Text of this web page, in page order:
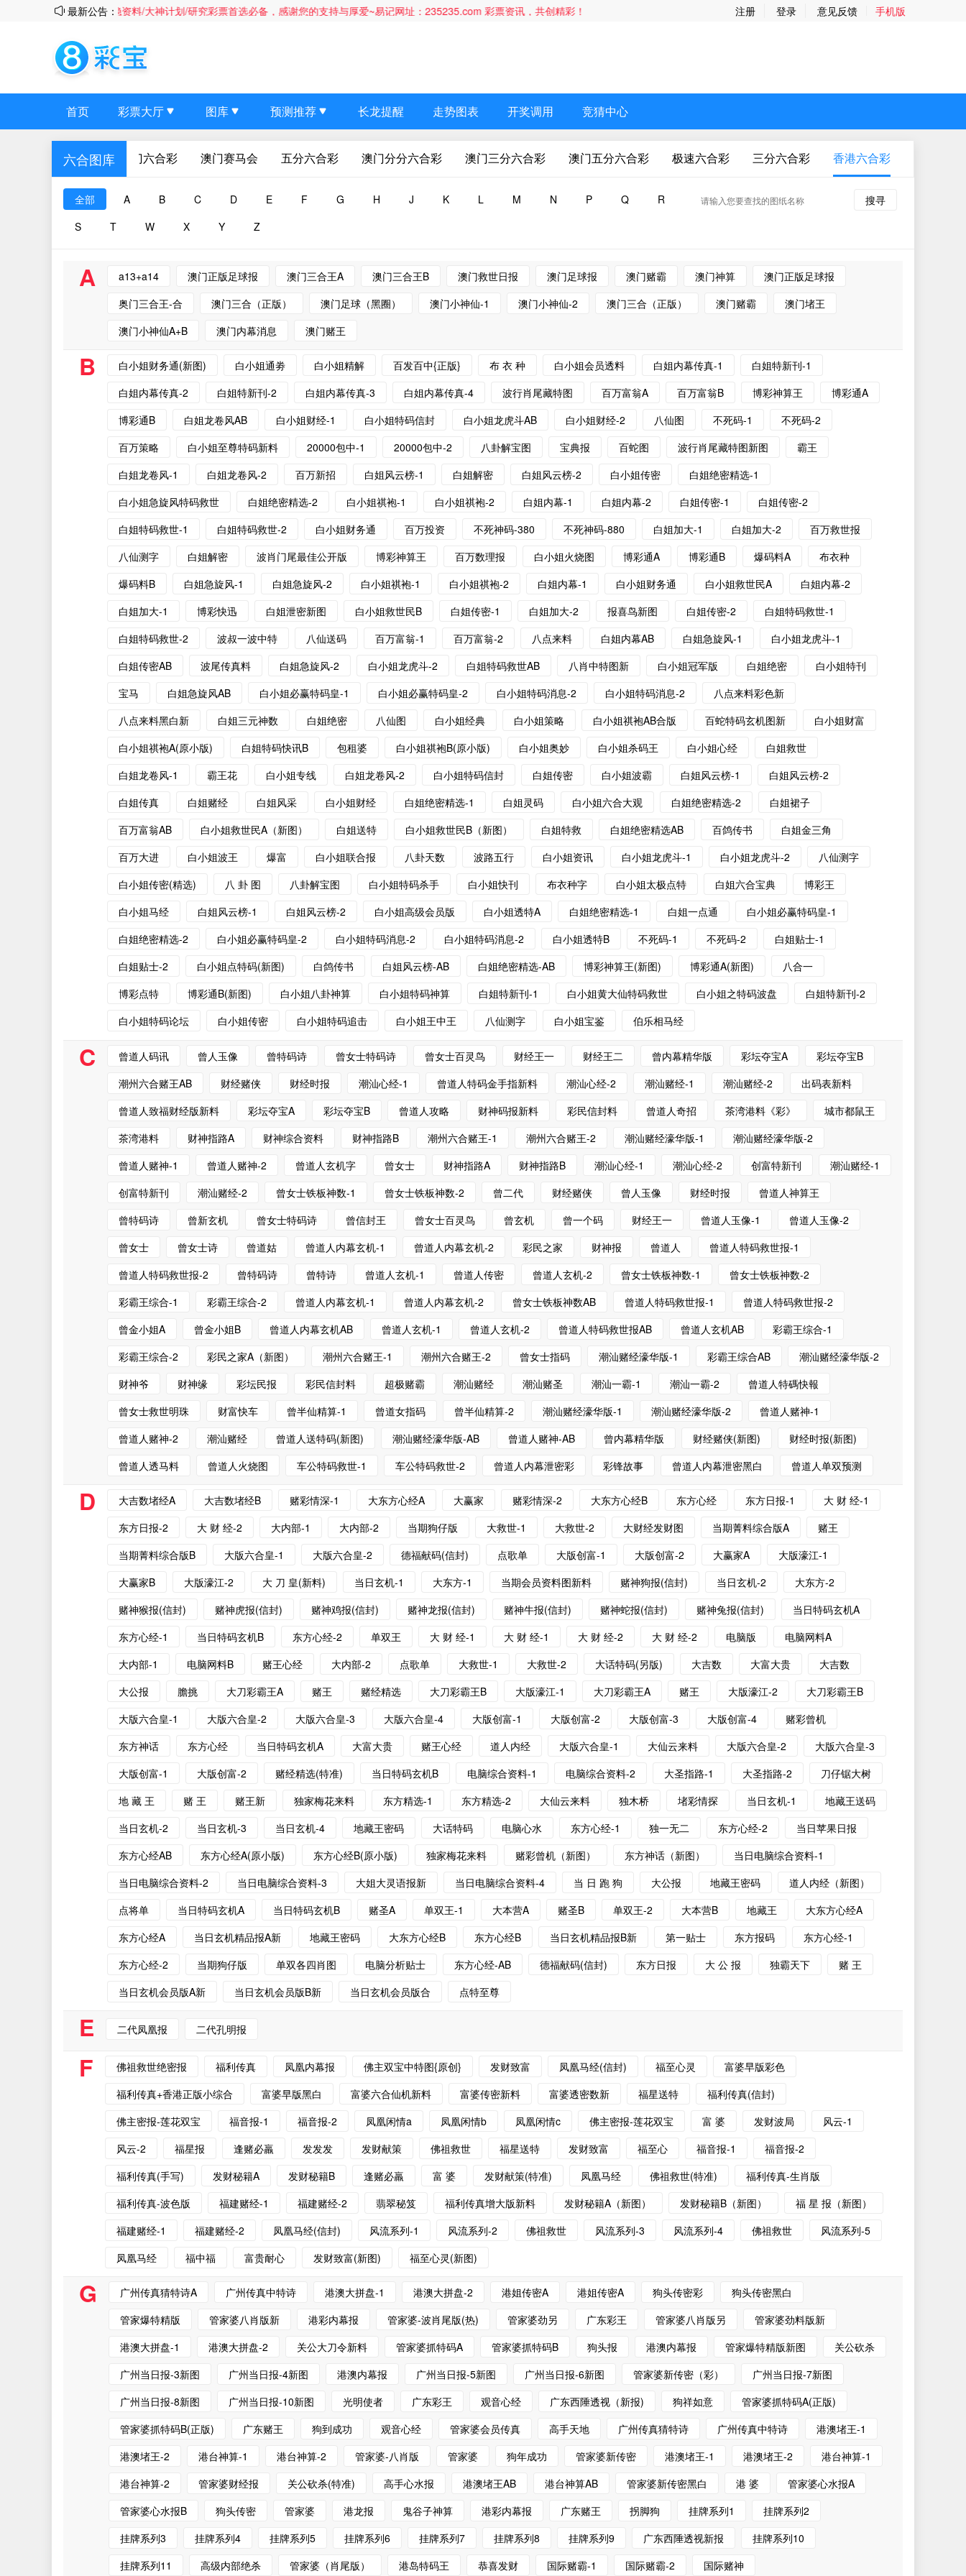
最新公告：
”超清彩图/最稳资料/大神计划/研究彩票首选必备，感谢您的支持与厚爱~易记网址：235235.com 彩票资讯，共创精彩！ 注册 登录 意见反馈 手机版
首页 彩票大厅 图库 预测推荐 长龙提醒 走势图表 开奖调用 竞猜中心
六合图库 澳门六合彩 澳门赛马会 五分六合彩 澳门分分六合彩 澳门三分六合彩 澳门五分六合彩 极速六合彩 三分六合彩 香港六合彩
全部 A B C D E F G H J K L M N P Q
R
S
T W X Y Z
搜寻
A a13+a14 澳门正版足球报 澳门三合王A 澳门三合王B 澳门救世日报 澳门足球报 澳门赌霸 澳门神算
澳门正版足球报
奥门三合王-合
澳门三合（正版） 澳门足球（黑圈） 澳门小神仙-1 澳门小神仙-2 澳门三合（正版） 澳门赌霸
澳门堵王
澳门小神仙A+B
澳门内幕消息 澳门赌王
B 白小姐财务通(新图) 白小姐通劵 白小姐精解 百发百中{正版} 布 衣 种 白小姐会员透料 白姐内幕传真-1
白姐特新刊-1
白姐内幕传真-2
白姐特新刊-2 白姐内幕传真-3 白姐内幕传真-4 波行肖尾藏特图 百万富翁A 百万富翁B 博彩神算王
博彩通A
博彩通B
白姐龙卷风AB 白小姐财经-1 白小姐特码信封 白小姐龙虎斗AB 白小姐财经-2 八仙图 不死码-1
不死码-2
百万策略
白小姐至尊特码新料 20000包中-1 20000包中-2 八卦解宝图 宝典报 百蛇图 波行肖尾藏特图新图
霸王
白姐龙卷风-1
白姐龙卷风-2 百万新招 白姐风云榜-1 白姐解密 白姐风云榜-2 白小姐传密
白姐绝密精选-1
白小姐急旋风特码救世
白姐绝密精选-2 白小姐祺袍-1 白小姐祺袍-2 白姐内幕-1 白姐内幕-2 白姐传密-1
白姐传密-2
白姐特码救世-1
白姐特码救世-2 白小姐财务通 百万投资 不死神码-380 不死神码-880 白姐加大-1 白姐加大-2
百万救世报
八仙测字
白姐解密 波肖门尾最佳公开版 博彩神算王 百万数理报 白小姐火烧图 博彩通A 博彩通B 爆码料A
布衣种
爆码料B
白姐急旋风-1 白姐急旋风-2 白小姐祺袍-1 白小姐祺袍-2 白姐内幕-1 白小姐财务通 白小姐救世民A
白姐内幕-2
白姐加大-1
博彩快迅 白姐泄密新图 白小姐救世民B 白姐传密-1 白姐加大-2 报喜鸟新图 白姐传密-2
白姐特码救世-1
白姐特码救世-2
波叔一波中特 八仙送码 百万富翁-1 百万富翁-2 八点来料 白姐内幕AB 白姐急旋风-1
白小姐龙虎斗-1
白姐传密AB
波尾传真料 白姐急旋风-2 白小姐龙虎斗-2 白姐特码救世AB 八肖中特图新 白小姐冠军版 白姐绝密
白小姐特刊
宝马
白姐急旋风AB 白小姐必赢特码皇-1 白小姐必赢特码皇-2 白小姐特码消息-2 白小姐特码消息-2
八点来料彩色新
八点来料黑白新
白姐三元神数 白姐绝密 八仙图 白小姐经典 白小姐策略 白小姐祺袍AB合版 百蛇特码玄机图新
白小姐财富
白小姐祺袍A(原小版)
白姐特码快讯B 包租婆 白小姐祺袍B(原小版) 白小姐奥妙 白小姐杀码王 白小姐心经
白姐救世
白姐龙卷风-1
霸王花 白小姐专线 白姐龙卷风-2 白小姐特码信封 白姐传密 白小姐波霸 白姐风云榜-1
白姐风云榜-2
白姐传真
白姐赌经 白姐风采 白小姐财经 白姐绝密精选-1 白姐灵码 白小姐六合大观 白姐绝密精选-2
白姐裙子
百万富翁AB
白小姐救世民A（新图） 白姐送特 白小姐救世民B（新图） 白姐特救 白姐绝密精选AB 百鸽传书
白姐金三角
百万大进
白小姐波王 爆富 白小姐联合报 八卦天数 波路五行 白小姐资讯 白小姐龙虎斗-1 白小姐龙虎斗-2
八仙测字
白小姐传密(精选)
八 卦 图 八卦解宝图 白小姐特码杀手 白小姐快刊 布衣种字 白小姐太极点特 白姐六合宝典
博彩王
白小姐马经
白姐风云榜-1 白姐风云榜-2 白小姐高级会员版 白小姐透特A 白姐绝密精选-1 白姐一点通
白小姐必赢特码皇-1
白姐绝密精选-2
白小姐必赢特码皇-2 白小姐特码消息-2 白小姐特码消息-2 白小姐透特B 不死码-1 不死码-2
白姐贴士-1
白姐贴士-2
白小姐点特码(新图) 白鸽传书 白姐风云榜-AB 白姐绝密精选-AB 博彩神算王(新图) 博彩通A(新图)
八合一
博彩点特
博彩通B(新图) 白小姐八卦神算 白小姐特码神算 白姐特新刊-1 白小姐黄大仙特码救世 白小姐之特码波盘
白姐特新刊-2
白小姐特码论坛
白小姐传密 白小姐特码追击 白小姐王中王 八仙测字 白小姐宝鉴 伯乐相马经
C 曾道人码讯 曾人玉像 曾特码诗 曾女士特码诗 曾女士百灵鸟 财经王一 财经王二 曾内幕精华版 彩坛夺宝A
彩坛夺宝B
潮州六合赌王AB
财经赌侠 财经时报 潮汕心经-1 曾道人特码金手指新料 潮汕心经-2 潮汕赌经-1 潮汕赌经-2
出码表新料
曾道人致福财经版新料
彩坛夺宝A 彩坛夺宝B 曾道人攻略 财神码报新料 彩民信封料 曾道人奇招 茶湾港料《彩》
城市都鼠王
茶湾港料
财神指路A 财神综合资料 财神指路B 潮州六合赌王-1 潮州六合赌王-2 潮汕赌经濠华版-1
潮汕赌经濠华版-2
曾道人赌神-1
曾道人赌神-2 曾道人玄机字 曾女士 财神指路A 财神指路B 潮汕心经-1 潮汕心经-2 创富特新刊
潮汕赌经-1
创富特新刊
潮汕赌经-2 曾女士铁板神数-1 曾女士铁板神数-2 曾二代 财经赌侠 曾人玉像 财经时报
曾道人神算王
曾特码诗
曾新玄机 曾女士特码诗 曾信封王 曾女士百灵鸟 曾玄机 曾一个码 财经王一 曾道人玉像-1
曾道人玉像-2
曾女士
曾女士诗 曾道姑 曾道人内幕玄机-1 曾道人内幕玄机-2 彩民之家 财神报 曾道人
曾道人特码救世报-1
曾道人特码救世报-2
曾特码诗 曾特诗 曾道人玄机-1 曾道人传密 曾道人玄机-2 曾女士铁板神数-1
曾女士铁板神数-2
彩霸王综合-1
彩霸王综合-2 曾道人内幕玄机-1 曾道人内幕玄机-2 曾女士铁板神数AB 曾道人特码救世报-1
曾道人特码救世报-2
曾金小姐A
曾金小姐B 曾道人内幕玄机AB 曾道人玄机-1 曾道人玄机-2 曾道人特码救世报AB 曾道人玄机AB
彩霸王综合-1
彩霸王综合-2
彩民之家A（新图） 潮州六合赌王-1 潮州六合赌王-2 曾女士指码 潮汕赌经濠华版-1 彩霸王综合AB
潮汕赌经濠华版-2
财神爷
财神缘 彩坛民报 彩民信封料 超极赌霸 潮汕赌经 潮汕赌圣 潮汕一霸-1 潮汕一霸-2
曾道人特碼快報
曾女士救世明珠
财富快车 曾半仙精算-1 曾道女指码 曾半仙精算-2 潮汕赌经濠华版-1 潮汕赌经濠华版-2
曾道人赌神-1
曾道人赌神-2
潮汕赌经 曾道人送特码(新图) 潮汕赌经濠华版-AB 曾道人赌神-AB 曾内幕精华版 财经赌侠(新图)
财经时报(新图)
曾道人透马料
曾道人火烧图 车公特码救世-1 车公特码救世-2 曾道人内幕泄密彩 彩锋故事 曾道人内幕泄密黑白 曾道人单双预测
D 大吉数堵经A 大吉数堵经B 赌彩情深-1 大东方心经A 大赢家 赌彩情深-2 大东方心经B 东方心经 东方日报-1
大 财 经-1
东方日报-2
大 财 经-2 大内部-1 大内部-2 当期狗仔版 大救世-1 大救世-2 大财经发财图 当期菁料综合版A
赌王
当期菁料综合版B
大版六合皇-1 大版六合皇-2 德福献码(信封) 点歌单 大版创富-1 大版创富-2 大赢家A
大版濠江-1
大赢家B
大版濠江-2 大 刀 皇(新料) 当日玄机-1 大东方-1 当期会员资料图新料 赌神狗报(信封) 当日玄机-2
大东方-2
赌神猴报(信封)
赌神虎报(信封) 赌神鸡报(信封) 赌神龙报(信封) 赌神牛报(信封) 赌神蛇报(信封) 赌神兔报(信封)
当日特码玄机A
东方心经-1
当日特码玄机B 东方心经-2 单双王 大 财 经-1 大 财 经-1 大 财 经-2 大 财 经-2 电脑版
电脑网料A
大内部-1
电脑网料B 赌王心经 大内部-2 点歌单 大救世-1 大救世-2 大话特码(另版) 大吉数 大富大贵
大吉数
大公报
膽挑 大刀彩霸王A 赌王 赌经精选 大刀彩霸王B 大版濠江-1 大刀彩霸王A 赌王 大版濠江-2
大刀彩霸王B
大版六合皇-1
大版六合皇-2 大版六合皇-3 大版六合皇-4 大版创富-1 大版创富-2 大版创富-3 大版创富-4
赌彩曾机
东方神话
东方心经 当日特码玄机A 大富大贵 赌王心经 道人内经 大版六合皇-1 大仙云来料 大版六合皇-2
大版六合皇-3
大版创富-1
大版创富-2 赌经精选(特准) 当日特码玄机B 电脑综合资料-1 电脑综合资料-2 大圣指路-1 大圣指路-2
刀仔锯大树
地 藏 王
赌 王 赌王新 独家梅花来料 东方精选-1 东方精选-2 大仙云来料 独木桥 堵彩情探 当日玄机-1
地藏王送码
当日玄机-2
当日玄机-3 当日玄机-4 地藏王密码 大话特码 电脑心水 东方心经-1 独一无二 东方心经-2
当日苹果日报
东方心经AB
东方心经A(原小版) 东方心经B(原小版) 独家梅花来料 赌彩曾机（新图） 东方神话（新图）
当日电脑综合资料-1
当日电脑综合资料-2
当日电脑综合资料-3 大姐大灵语报新 当日电脑综合资料-4 当 日 跑 狗 大公报 地藏王密码
道人内经（新图）
点将单
当日特码玄机A 当日特码玄机B 赌圣A 单双王-1 大本营A 赌圣B 单双王-2 大本营B 地藏王
大东方心经A
东方心经A
当日玄机精品报A新 地藏王密码 大东方心经B 东方心经B 当日玄机精品报B新 第一贴士 东方报码
东方心经-1
东方心经-2
当期狗仔版 单双各四肖图 电脑分析贴士 东方心经-AB 德福献码(信封) 东方日报 大 公 报 独霸天下
赌 王
当日玄机会员版A新
当日玄机会员版B新 当日玄机会员版合 点特至尊
E 二代凤凰报 二代孔明报
F 佛祖救世绝密报 福利传真 凤凰内幕报 佛主双宝中特图{原创} 发财致富 凤凰马经(信封) 福至心灵
富婆早版彩色
福利传真+香港正版小综合
富婆早版黑白 富婆六合仙机新料 富婆传密新料 富婆透密数新 福星送特
福利传真(信封)
佛主密报-莲花双宝
福音报-1 福音报-2 凤凰闲情a 凤凰闲情b 凤凰闲情c 佛主密报-莲花双宝 富 婆 发财波局
风云-1
风云-2
福星报 逢赌必羸 发发发 发财献策 佛祖救世 福星送特 发财致富 福至心 福音报-1
福音报-2
福利传真(手写)
发财秘籍A 发财秘籍B 逢赌必羸 富 婆 发财献策(特准) 凤凰马经 佛祖救世(特准)
福利传真-生肖版
福利传真-波色版
福建赌经-1 福建赌经-2 翡翠秘笈 福利传真增大版新料 发财秘籍A（新图） 发财秘籍B（新图）
福 星 报（新图）
福建赌经-1
福建赌经-2 凤凰马经(信封) 风流系列-1 风流系列-2 佛祖救世 风流系列-3 风流系列-4 佛祖救世
风流系列-5
凤凰马经
福中福 富贵耐心 发财致富(新图) 福至心灵(新图)
G 广州传真猜特诗A 广州传真中特诗 港澳大拼盘-1 港澳大拼盘-2 港姐传密A 港姐传密A 狗头传密彩
狗头传密黑白
管家爆特精版
管家婆八肖版新 港彩内幕报 管家婆-波肖尾版(热) 管家婆劲另 广东彩王 管家婆八肖版另
管家婆劲料版新
港澳大拼盘-1
港澳大拼盘-2 关公大刀令新料 管家婆抓特码A 管家婆抓特码B 狗头报 港澳内幕报 管家爆特精版新图
关公砍杀
广州当日报-3新图
广州当日报-4新图 港澳内幕报 广州当日报-5新图 广州当日报-6新图 管家婆新传密（彩）
广州当日报-7新图
广州当日报-8新图
广州当日报-10新图 光明使者 广东彩王 观音心经 广东西陲透视（新报) 狗祥如意
管家婆抓特码A(正版)
管家婆抓特码B(正版)
广东赌王 狗到成功 观音心经 管家婆会员传真 高手天地 广州传真猜特诗 广州传真中特诗
港澳堵王-1
港澳堵王-2
港台神算-1 港台神算-2 管家婆-八肖版 管家婆 狗年成功 管家婆新传密 港澳堵王-1 港澳堵王-2
港台神算-1
港台神算-2
管家婆财经报 关公砍杀(特准) 高手心水报 港澳堵王AB 港台神算AB 管家婆新传密黑白 港 婆
管家婆心水报A
管家婆心水报B
狗头传密 管家婆 港龙报 鬼谷子神算 港彩内幕报 广东赌王 拐脚狗 挂牌系列1
挂牌系列2
挂牌系列3
挂牌系列4 挂牌系列5 挂牌系列6 挂牌系列7 挂牌系列8 挂牌系列9 广东西陲透视新报
挂牌系列10
挂牌系列11
高级内部绝杀 管家婆（肖尾版） 港岛特码王 恭喜发财 国际赌霸-1 国际赌霸-2 国际赌神